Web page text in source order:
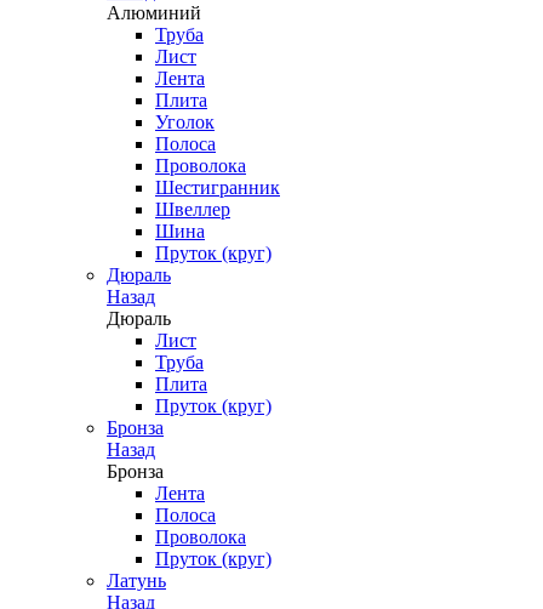
Алюминий
Труба
Лист
Лента
Плита
Уголок
Полоса
Проволока
Шестигранник
Швеллер
Шина
Пруток (круг)
Дюраль
Назад
Дюраль
Лист
Труба
Плита
Пруток (круг)
Бронза
Назад
Бронза
Лента
Полоса
Проволока
Пруток (круг)
Латунь
Назад